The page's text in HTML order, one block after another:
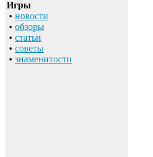
Игры
• новости
• обзоры
• статьи
• советы
• знаменитости